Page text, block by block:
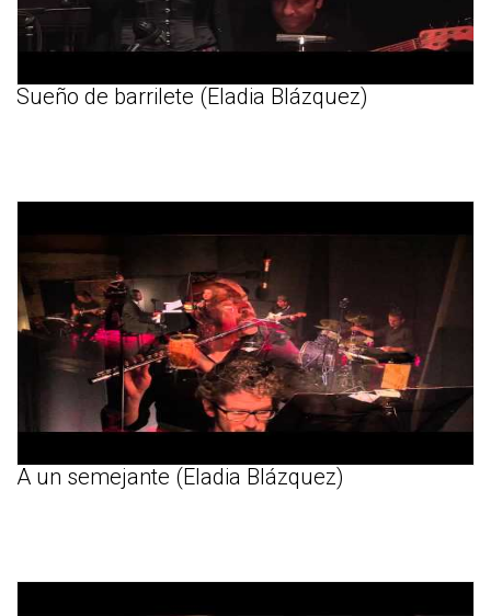
Sueño de barrilete (Eladia Blázquez)
A un semejante (Eladia Blázquez)